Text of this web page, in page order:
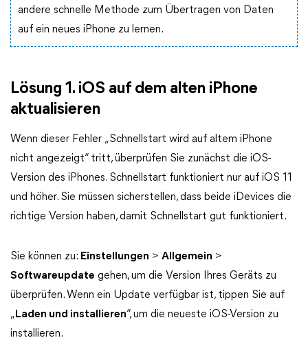
andere schnelle Methode zum Übertragen von Daten
auf ein neues iPhone zu lernen.
Lösung 1. iOS auf dem alten iPhone
aktualisieren
Wenn dieser Fehler „Schnellstart wird auf altem iPhone
nicht angezeigt“ tritt, überprüfen Sie zunächst die iOS-
Version des iPhones. Schnellstart funktioniert nur auf iOS 11
und höher. Sie müssen sicherstellen, dass beide iDevices die
richtige Version haben, damit Schnellstart gut funktioniert.
Sie können zu: Einstellungen > Allgemein >
Softwareupdate gehen, um die Version Ihres Geräts zu
überprüfen. Wenn ein Update verfügbar ist, tippen Sie auf
„ Laden und installieren“, um die neueste iOS-Version zu
installieren.